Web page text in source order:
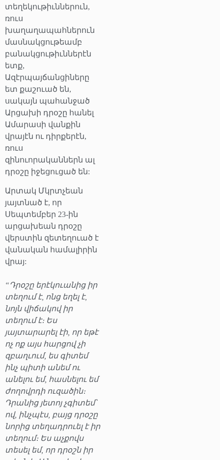
տեղեկութիւններուն,
ռուս
խաղաղապահներուն
մասնակցութեամբ
բանակցութիւններէն
ետք,
Ազէրպայճանցիները
ետ քաշուած են,
սակայն պահանջած
Արցախի դրօշը հանել
Ամարասի վանքին
վրայէն ու դիրքերէն,
ռուս
զինուորականներն ալ
դրօշը իջեցուցած են:
Արտակ Մկրտչեան
յայտնած է, որ
Սեպտեմբեր 23-ին
արցախեան դրօշը
վերստին զետեղուած է
վանական համալիրին
վրայ:
“Դրօշը երէկուանից իր
տեղում է, ոնց եղել է,
նոյն վիճակով իր
տեղում է։ Ես
յայտարարել էի, որ եթէ
ոչ ոք այս հարցով չի
զբաղւում, ես գիտեմ
ինչ պիտի անեմ ու
անելու եմ, հասնելու եմ
ժողովրդի ուզածին։
Դրանից յետոյ չգիտեմ՝
ով, ինչպէս, բայց դրօշը
նորից տեղադրուել է իր
տեղում։ Ես աչքովս
տեսել եմ, որ դրօշն իր